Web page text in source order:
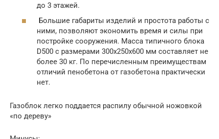
до 3 этажей.
Большие габариты изделий и простота работы с
ними, позволяют экономить время и силы при
постройке сооружения. Масса типичного блока
D500 с размерами 300х250х600 мм составляет не
более 30 кг. По перечисленным преимуществам
отличий пенобетона от газобетона практически
нет.
Газоблок легко поддается распилу обычной ножовкой
«по дереву»